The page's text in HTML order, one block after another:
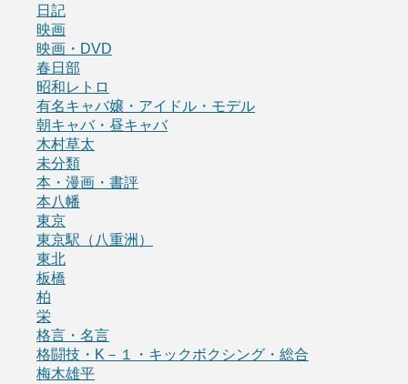
日記
映画
映画・DVD
春日部
昭和レトロ
有名キャバ嬢・アイドル・モデル
朝キャバ・昼キャバ
木村草太
未分類
本・漫画・書評
本八幡
東京
東京駅（八重洲）
東北
板橋
柏
栄
格言・名言
格闘技・K－１・キックボクシング・総合
梅木雄平